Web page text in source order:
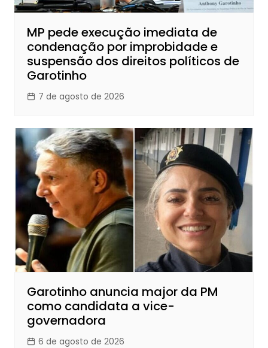
MP pede execução imediata de
condenação por improbidade e
suspensão dos direitos políticos de
Garotinho
7 de agosto de 2026
Garotinho anuncia major da PM
como candidata a vice-
governadora
6 de agosto de 2026